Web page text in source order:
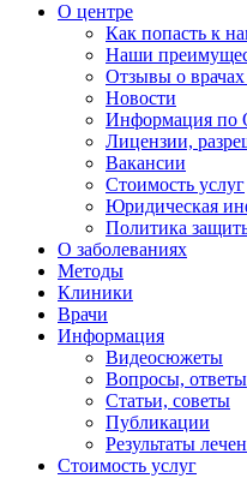
О центре
Как попасть к
Наши
Отзывы о
Новости
Информация
Лицензии,
Вакансии
Стоимость услуг
Юридическая
Политика
О заболеваниях
Методы
Клиники
Врачи
Информация
Видеосюжеты
Вопросы, ответы
Статьи, советы
Публикации
Результаты
Стоимость услуг